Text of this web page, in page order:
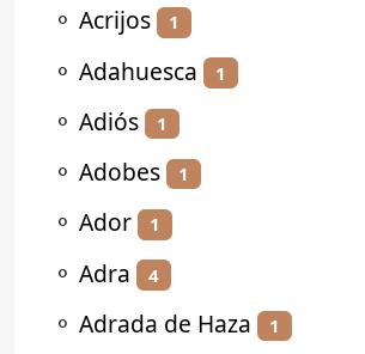
⚬ Acrijos 1
⚬ Adahuesca 1
⚬ Adiós 1
⚬ Adobes 1
⚬ Ador 1
⚬ Adra 4
⚬ Adrada de Haza 1